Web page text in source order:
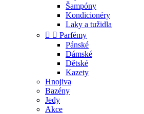
Šampóny
Kondicionéry
Laky a tužidla
  Parfémy
Pánské
Dámské
Dětské
Kazety
Hnojiva
Bazény
Jedy
Akce